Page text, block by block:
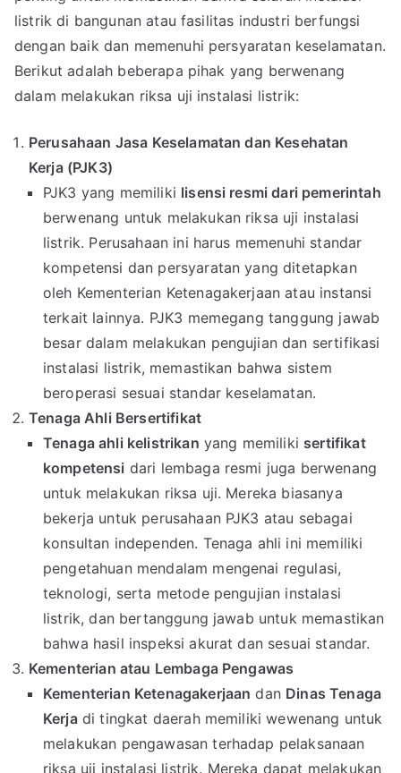
listrik di bangunan atau fasilitas industri berfungsi
dengan baik dan memenuhi persyaratan keselamatan.
Berikut adalah beberapa pihak yang berwenang
dalam melakukan riksa uji instalasi listrik:
Perusahaan Jasa Keselamatan dan Kesehatan
Kerja (PJK3)
PJK3 yang memiliki lisensi resmi dari pemerintah
berwenang untuk melakukan riksa uji instalasi
listrik. Perusahaan ini harus memenuhi standar
kompetensi dan persyaratan yang ditetapkan
oleh Kementerian Ketenagakerjaan atau instansi
terkait lainnya. PJK3 memegang tanggung jawab
besar dalam melakukan pengujian dan sertifikasi
instalasi listrik, memastikan bahwa sistem
beroperasi sesuai standar keselamatan.
Tenaga Ahli Bersertifikat
Tenaga ahli kelistrikan yang memiliki sertifikat
kompetensi dari lembaga resmi juga berwenang
untuk melakukan riksa uji. Mereka biasanya
bekerja untuk perusahaan PJK3 atau sebagai
konsultan independen. Tenaga ahli ini memiliki
pengetahuan mendalam mengenai regulasi,
teknologi, serta metode pengujian instalasi
listrik, dan bertanggung jawab untuk memastikan
bahwa hasil inspeksi akurat dan sesuai standar.
Kementerian atau Lembaga Pengawas
Kementerian Ketenagakerjaan dan Dinas Tenaga
Kerjadi tingkat daerah memiliki wewenang untuk
melakukan pengawasan terhadap pelaksanaan
riksa uji instalasi listrik. Mereka dapat melakukan